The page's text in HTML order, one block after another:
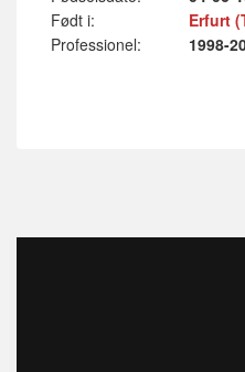
Født i:
Erfurt
Professionel:
1998-